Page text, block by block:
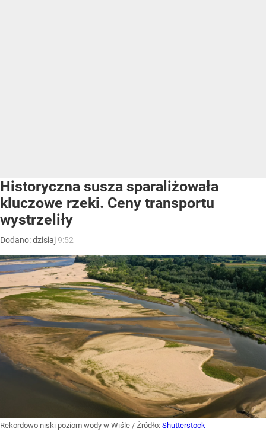
Historyczna susza sparaliżowała
kluczowe rzeki. Ceny transportu
wystrzeliły
Dodano:dzisiaj9:52
Rekordowo niski poziom wody w Wiśle / Źródło: Shutterstock